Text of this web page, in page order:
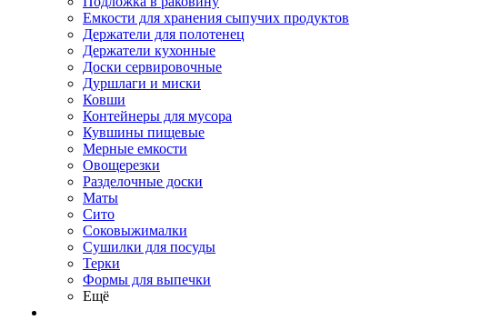
Емкости для хранения сыпучих продуктов
Держатели для полотенец
Держатели кухонные
Доски сервировочные
Дуршлаги и миски
Ковши
Контейнеры для мусора
Кувшины пищевые
Мерные емкости
Овощерезки
Разделочные доски
Маты
Сито
Соковыжималки
Сушилки для посуды
Терки
Формы для выпечки
Ещё